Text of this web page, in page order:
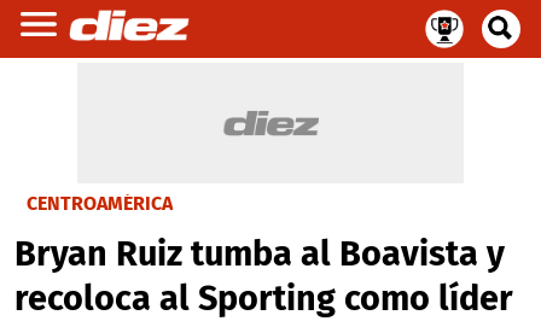
CENTROAMÉRICA
Bryan Ruiz tumba al Boavista y
recoloca al Sporting como líder